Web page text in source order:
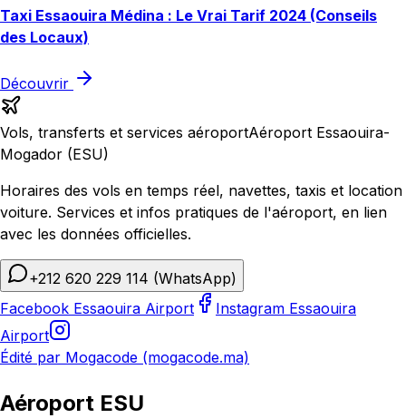
Taxi Essaouira Médina : Le Vrai Tarif 2024 (Conseils
des Locaux)
Découvrir
Vols, transferts et services aéroportAéroport Essaouira-
Mogador (ESU)
Horaires des vols en temps réel, navettes, taxis et location
voiture. Services et infos pratiques de l'aéroport, en lien
avec les données officielles.
+212 620 229 114 (WhatsApp)
Facebook Essaouira Airport
Instagram Essaouira
Airport
Édité par Mogacode (mogacode.ma)
Aéroport ESU